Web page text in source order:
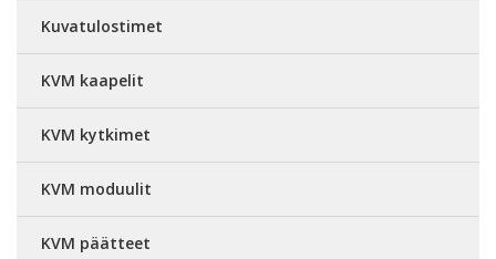
Kuvatulostimet
KVM kaapelit
KVM kytkimet
KVM moduulit
KVM päätteet